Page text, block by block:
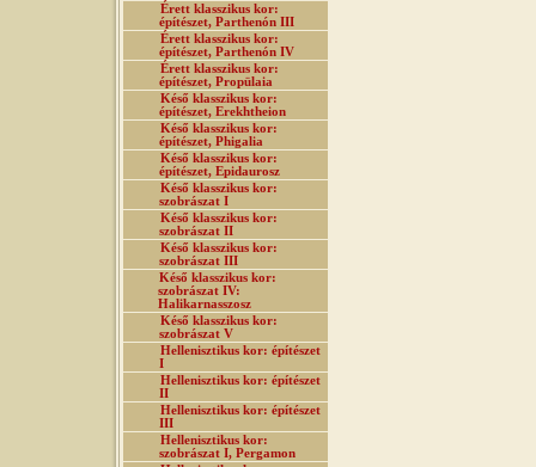
Érett klasszikus kor:
építészet, Parthenón III
Érett klasszikus kor:
építészet, Parthenón IV
Érett klasszikus kor:
építészet, Propülaia
Késő klasszikus kor:
építészet, Erekhtheion
Késő klasszikus kor:
építészet, Phigalia
Késő klasszikus kor:
építészet, Epidaurosz
Késő klasszikus kor:
szobrászat I
Késő klasszikus kor:
szobrászat II
Késő klasszikus kor:
szobrászat III
Késő klasszikus kor:
szobrászat IV:
Halikarnasszosz
Késő klasszikus kor:
szobrászat V
Hellenisztikus kor: építészet
I
Hellenisztikus kor: építészet
II
Hellenisztikus kor: építészet
III
Hellenisztikus kor:
szobrászat I, Pergamon